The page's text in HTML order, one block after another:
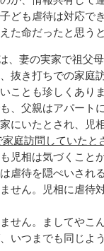
ども虐待は対応で
た命だったと思う
、妻の実家で祖父
抜き打ちでの家庭
ことも珍しくあり
、父親はアパート
にいたとされ、児
家庭訪問していたと
児相は気づくこと
虐待を隠ぺいされ
せん。児相に虐待
せん。ましてやこ
いつまでも同じよ